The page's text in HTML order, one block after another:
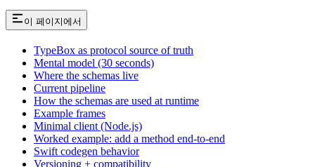
이 페이지에서
TypeBox as protocol source of truth
Mental model (30 seconds)
Where the schemas live
Current pipeline
How the schemas are used at runtime
Example frames
Minimal client (Node.js)
Worked example: add a method end-to-end
Swift codegen behavior
Versioning + compatibility